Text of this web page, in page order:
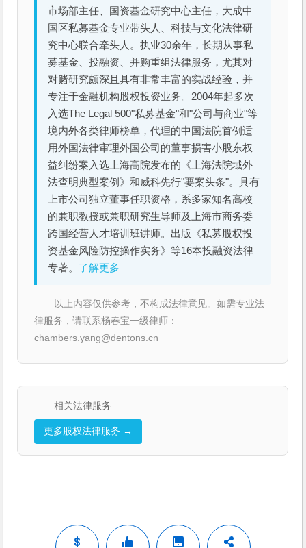
市场部主任、国资基金研究中心主任，大成中
国区私募基金专业带头人、科技与文化法律研
究中心联合牵头人。执业30余年，长期从事私
募基金、投融资、并购重组法律服务，尤其对
对赌研究颇深且具有非常丰富的实战经验，并
专注于金融机构股权投资业务。2004年起多次
入选The Legal 500"私募基金"和"公司与商业"等
境内外各类律师榜单，代理的中国法院首例适
用外国法律审理外国公司的董事损害小股东权
益纠纷案入选上海高院发布的《上海法院域外
法查明典型案例》和威科先行"要案头条"。具有
上市公司独立董事任职资格，系多家知名高校
的兼职教授或兼职研究生导师及上海市商务委
跨国经营人才培训班讲师。出版《私募股权投
资基金风险防控操作实务》等16本投融资法律
专著。 了解更多
以上内容仅供参考，不构成法律意见。如需专业法
律服务，请联系杨春宝一级律师：
chambers.yang@dentons.cn
相关法律服务
更多股权法律服务 →